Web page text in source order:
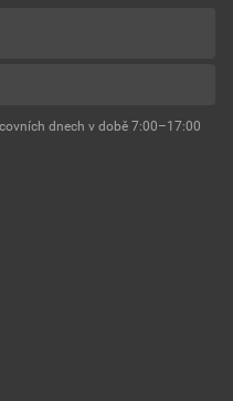
mm
přihlášený uživatel.
dnech v době 7:00–17:00